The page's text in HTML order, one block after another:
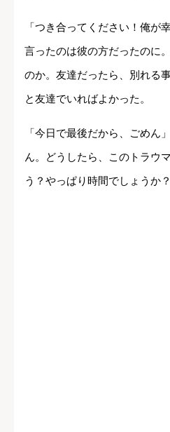
「つき合ってください！俺が
言ったのは彼の方だったのに
のか。友達だったら、別れる
と友達でいればよかった。
「今日で最後だから、ごめ
ん。どうしたら、このトラウ
う？やっぱり時間でしょうか？